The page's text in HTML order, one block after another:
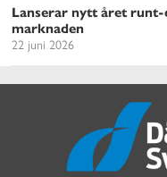
Lanserar nytt året runt-
marknaden
22 juni 2026